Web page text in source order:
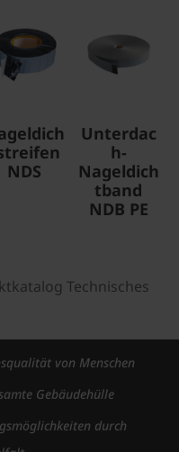
NDS
Unterdac
h-
Nageldich
tband
NDB PE
Technisches
von Menschen
Gebäudehülle
durch